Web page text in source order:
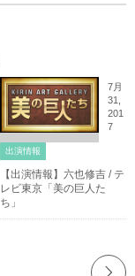
7月
31,
201
7
出演情報
【出演情報】六也修吉 / テ
レビ東京「美の巨人た
ち」